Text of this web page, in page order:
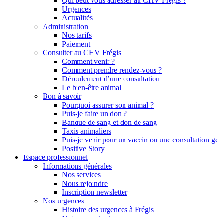
Urgences
Actualités
Administration
Nos tarifs
Paiement
Consulter au CHV Frégis
Comment venir ?
Comment prendre rendez-vous ?
Déroulement d’une consultation
Le bien-être animal
Bon à savoir
Pourquoi assurer son animal ?
Puis-je faire un don ?
Banque de sang et don de sang
Taxis animaliers
Puis-je venir pour un vaccin ou une consultation
Positive Story
Espace professionnel
Informations générales
Nos services
Nous rejoindre
Inscription newsletter
Nos urgences
Histoire des urgences à Frégis